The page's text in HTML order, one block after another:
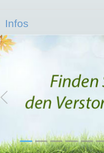
Infos
Previous